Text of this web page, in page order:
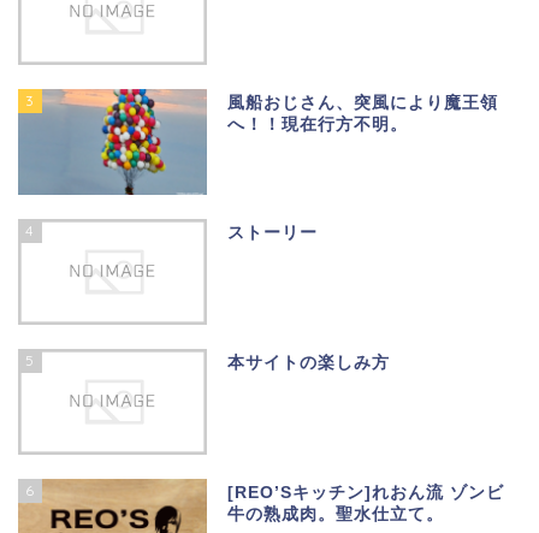
3
風船おじさん、突風により魔王領
へ！！現在行方不明。
4 ストーリー
5 本サイトの楽しみ方
6
[REO’Sキッチン]れおん流 ゾンビ
牛の熟成肉。聖水仕立て。